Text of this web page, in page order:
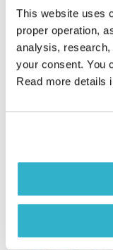
This website uses
proper operation,
analysis,
your consent. You
Read more details
לעולם, והפעם –